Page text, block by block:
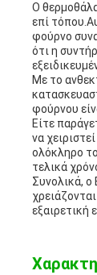
Ο
επί
φούρνο
ότι η
Με το
φούρνου
Είτε
να
ολόκληρο
τελικά
Συνολικά, ο
εξαιρετική